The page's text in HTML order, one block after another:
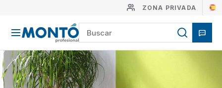
ZONA PRIVADA